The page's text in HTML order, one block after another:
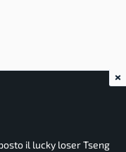
il lucky loser Tseng
×